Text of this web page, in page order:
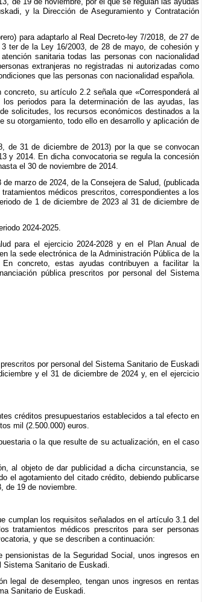
y la Dirección de Aseguramiento y Contratación
para adaptarlo al Real Decreto-ley 7/2018, de 27 de
ter de la Ley 16/2003, de 28 de mayo, de cohesión y
sanitaria todas las personas con nacionalidad
extranjeras no registradas ni autorizadas como
que las personas con nacionalidad española.
su artículo 2.2 señala que «Corresponderá al
periodos para la determinación de las ayudas, las
solicitudes, los recursos económicos destinados a la
otorgamiento, todo ello en desarrollo y aplicación de
de 31 de diciembre de 2013) por la que se convocan
y 2014. En dicha convocatoria se regula la concesión
el 30 de noviembre de 2014.
marzo de 2024, de la Consejera de Salud, (publicada
médicos prescritos, correspondientes a los
de 1 de diciembre de 2023 al 31 de diciembre de
2024-2025.
para el ejercicio 2024-2028 y en el Plan Anual de
la sede electrónica de la Administración Pública de la
concreto, estas ayudas contribuyen a facilitar la
pública prescritos por personal del Sistema
por personal del Sistema Sanitario de Euskadi
y el 31 de diciembre de 2024 y, en el ejercicio
créditos presupuestarios establecidos a tal efecto en
mil (2.500.000) euros.
o la que resulte de su actualización, en el caso
al objeto de dar publicidad a dicha circunstancia, se
el agotamiento del citado crédito, debiendo publicarse
de 19 de noviembre.
cumplan los requisitos señalados en el artículo 3.1 del
tratamientos médicos prescritos para ser personas
y que se describen a continuación:
de la Seguridad Social, unos ingresos en
Sistema Sanitario de Euskadi.
legal de desempleo, tengan unos ingresos en rentas
Sanitario de Euskadi.